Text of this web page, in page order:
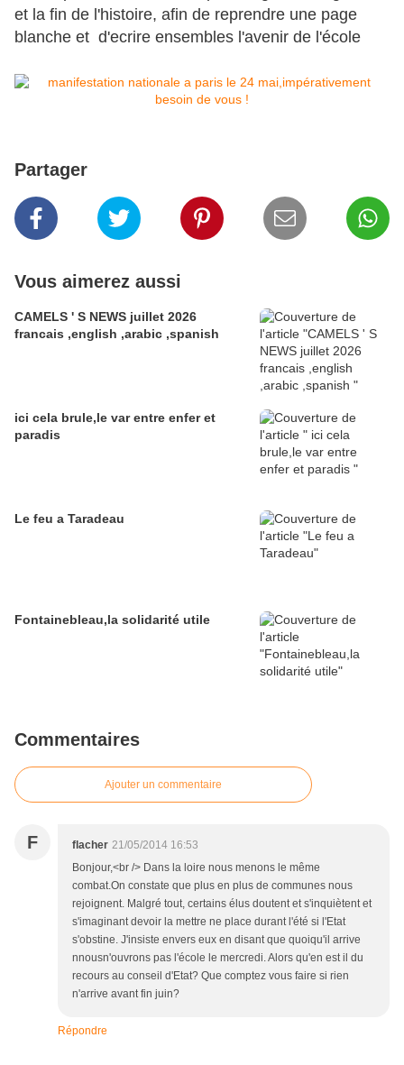
et la fin de l'histoire, afin de reprendre une page
blanche et d'ecrire ensembles l'avenir de l'école
Partager
Vous aimerez aussi
CAMELS ' S NEWS juillet 2026
francais ,english ,arabic ,spanish
ici cela brule,le var entre enfer et
paradis
Le feu a Taradeau
Fontainebleau,la solidarité utile
Commentaires
Ajouter un commentaire
F flacher 21/05/2014 16:53
Bonjour,<br /> Dans la loire nous menons le même
combat.On constate que plus en plus de communes nous
rejoignent. Malgré tout, certains élus doutent et s'inquiètent et
s'imaginant devoir la mettre ne place durant l'été si l'Etat
s'obstine. J'insiste envers eux en disant que quoiqu'il arrive
nnousn'ouvrons pas l'école le mercredi. Alors qu'en est il du
recours au conseil d'Etat? Que comptez vous faire si rien
n'arrive avant fin juin?
Répondre